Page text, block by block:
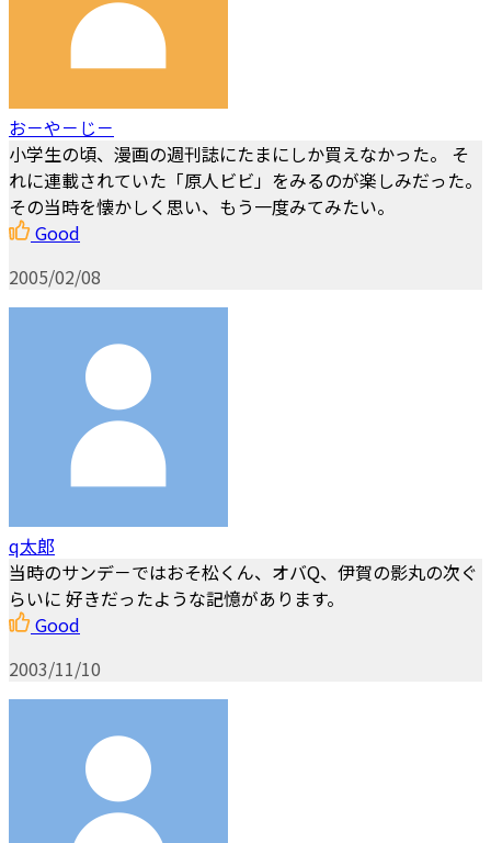
お－や－じ－
小学生の頃、漫画の週刊誌にたまにしか買えなかった。 そ
れに連載されていた「原人ビビ」をみるのが楽しみだった。
その当時を懐かしく思い、もう一度みてみたい。
Good
2005/02/08
q太郎
当時のサンデ－ではおそ松くん、オバQ、伊賀の影丸の次ぐ
らいに 好きだったような記憶があります。
Good
2003/11/10